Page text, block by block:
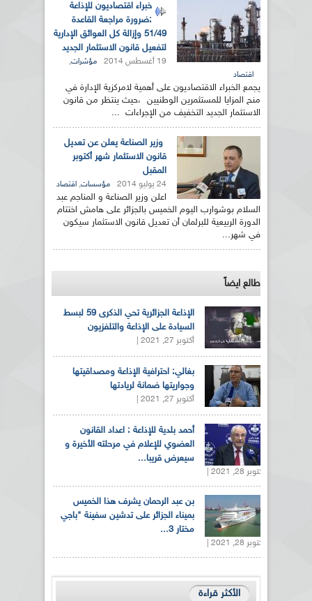
خبراء اقتصاديون للإذاعة
:ضرورة مراجعة القاعدة
51/49 وإزالة كل العوائق الإدارية
لتفعيل قانون الاستثمار الجديد
19 أغسطس 2014 مؤشرات,
اقتصاد
يجمع الخبراء الاقتصاديون على أهمية لامركزية الإدارة في
منح المزايا للمستثمرين الوطنيين ،حيث ينتظر من قانون
الاستثمار الجديد التخفيف من الإجراءات ...
وزير الصناعة يعلن عن تعديل
قانون الاستثمار شهر أكتوبر
المقبل
24 يوليو 2014 مؤسسات, اقتصاد
اعلن وزير الصناعة و المناجم عبد
السلام بوشوارب اليوم الخميس بالجزائر على هامش اختتام
الدورة الربيعية للبرلمان أن تعديل قانون الاستثمار سيكون
في شهر...
طالع ايضاً
الإذاعة الجزائرية تحي الذكرى 59 لبسط
السيادة على الإذاعة والتلفزيون
أكتوبر 27, 2021 |
بغالي: احترافية الإذاعة ومصداقيتها
وجواريتها ضمانة لريادتها
أكتوبر 27, 2021 |
أحمد بلدية للإذاعة : اعداد القانون
العضوي للإعلام في مرحلته الأخيرة و
سيعرض قريبا...
أكتوبر 28, 2021 |
بن عبد الرحمان يشرف هذا الخميس
بميناء الجزائر على تدشين سفينة "باجي
مختار 3...
أكتوبر 28, 2021 |
الأكثر قراءة